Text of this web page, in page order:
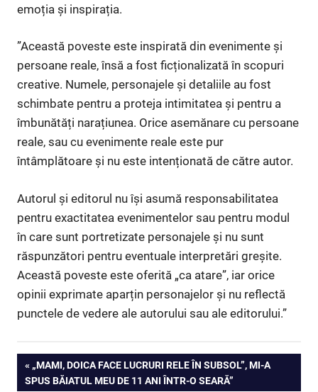
emoția și inspirația.
”Această poveste este inspirată din evenimente și
persoane reale, însă a fost ficționalizată în scopuri
creative. Numele, personajele și detaliile au fost
schimbate pentru a proteja intimitatea și pentru a
îmbunătăți narațiunea. Orice asemănare cu persoane
reale, sau cu evenimente reale este pur
întâmplătoare și nu este intenționată de către autor.
Autorul și editorul nu își asumă responsabilitatea
pentru exactitatea evenimentelor sau pentru modul
în care sunt portretizate personajele și nu sunt
răspunzători pentru eventuale interpretări greșite.
Această poveste este oferită „ca atare”, iar orice
opinii exprimate aparțin personajelor și nu reflectă
punctele de vedere ale autorului sau ale editorului.”
Navigare
PREVIOUS
POST:
„MAMI, DOICA FACE LUCRURI RELE ÎN SUBSOL”, MI-A
SPUS BĂIATUL MEU DE 11 ANI ÎNTR-O SEARĂ”